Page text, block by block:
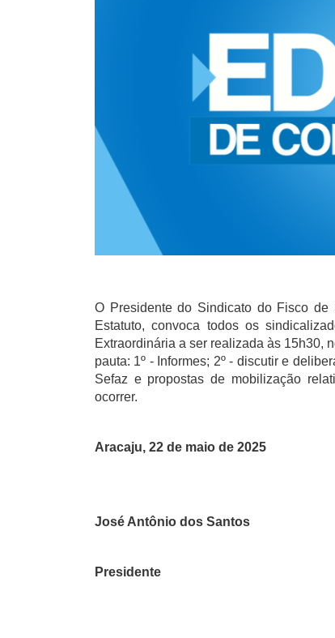
O Presidente do Sindicato do Fisco
Estatuto, convoca todos os
Extraordinária a ser realizada às 15h30,
pauta: 1º - Informes; 2º - discutir e
Sefaz e propostas de mobilização
ocorrer.
Aracaju, 22 de maio de 2025
José Antônio dos Santos
Presidente